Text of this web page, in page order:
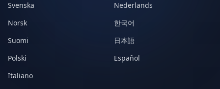
Svenska
Nederlands
Norsk
한국어
Suomi
日本語
Polski
Español
Italiano